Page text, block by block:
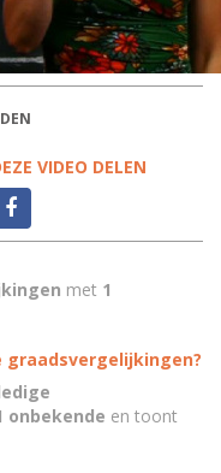
VIDEO DELEN
met 1
graadsvergelijkingen?
onbekende en toont